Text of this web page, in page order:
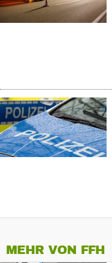
MEHR VON FFH